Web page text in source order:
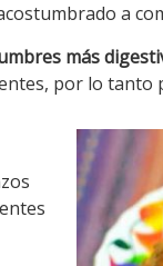
a
más
por lo tanto